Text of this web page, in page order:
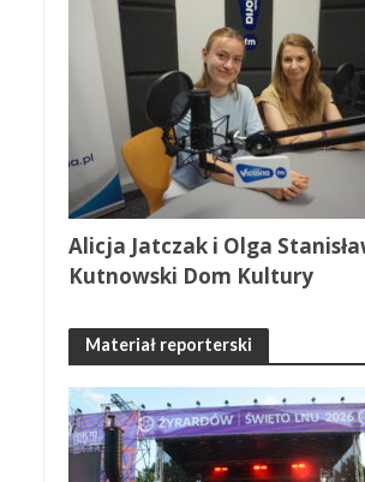
Alicja Jatczak i Olga
Kutnowski Dom Kultury
Materiał reporterski